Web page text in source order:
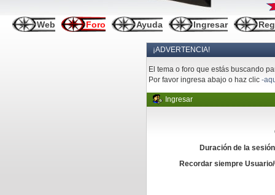
Web Foro Ayuda Ingresar
¡ADVERTENCIA!
El tema o foro que estás buscando
Por favor ingresa abajo o haz clic-
Ingresar
Duración de la
Recordar siempre